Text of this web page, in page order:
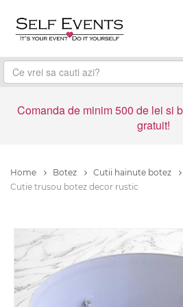
Comanda de minim 500 de lei si
gratuit!
Home Botez
Cutii hainute botez
Cutie trusou botez decor rustic